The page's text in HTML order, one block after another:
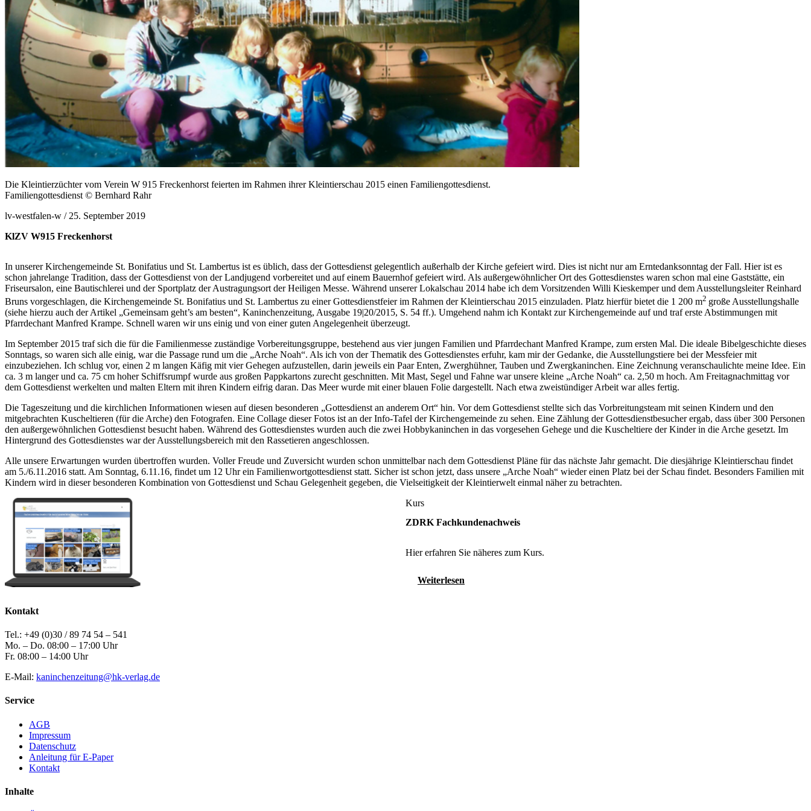
Die Kleintierzüchter vom Verein W 915 Freckenhorst feierten im Rahmen ihrer Kleintierschau 2015 einen Familiengottesdienst.
Familiengottesdienst © Bernhard Rahr
lv-westfalen-w / 25. September 2019
KlZV W915 Freckenhorst
In unserer Kirchengemeinde St. Bonifatius und St. Lambertus ist es üblich, dass der Gottesdienst gelegentlich außerhalb der Kirche gefeiert wird. Dies ist nicht nur am Erntedanksonntag der Fall. Hier ist es
schon jahrelange Tradition, dass der Gottesdienst von der Landjugend vorbereitet und auf einem Bauernhof gefeiert wird. Als außergewöhnlicher Ort des Gottesdienstes waren schon mal eine Gaststätte, ein
Friseursalon, eine Bautischlerei und der Sportplatz der Austragungsort der Heiligen Messe. Während unserer Lokalschau 2014 habe ich dem Vorsitzenden Willi Kieskemper und dem Ausstellungsleiter Reinhard
Bruns vorgeschlagen, die Kirchengemeinde St. Bonifatius und St. Lambertus zu einer Gottesdienstfeier im Rahmen der Kleintierschau 2015 einzuladen. Platz hierfür bietet die 1 200 m2 große Ausstellungshalle
(siehe hierzu auch der Artikel „Gemeinsam geht’s am besten“, Kaninchenzeitung, Ausgabe 19|20/2015, S. 54 ff.). Umgehend nahm ich Kontakt zur Kirchengemeinde auf und traf erste Abstimmungen mit
Pfarrdechant Manfred Krampe. Schnell waren wir uns einig und von einer guten Angelegenheit überzeugt.
Im September 2015 traf sich die für die Familienmesse zuständige Vorbereitungsgruppe, bestehend aus vier jungen Familien und Pfarrdechant Manfred Krampe, zum ersten Mal. Die ideale Bibelgeschichte dieses
Sonntags, so waren sich alle einig, war die Passage rund um die „Arche Noah“. Als ich von der Thematik des Gottesdienstes erfuhr, kam mir der Gedanke, die Ausstellungstiere bei der Messfeier mit
einzubeziehen. Ich schlug vor, einen 2 m langen Käfig mit vier Gehegen aufzustellen, darin jeweils ein Paar Enten, Zwerghühner, Tauben und Zwergkaninchen. Eine Zeichnung veranschaulichte meine Idee. Ein
ca. 3 m langer und ca. 75 cm hoher Schiffsrumpf wurde aus großen Pappkartons zurecht geschnitten. Mit Mast, Segel und Fahne war unsere kleine „Arche Noah“ ca. 2,50 m hoch. Am Freitagnachmittag vor
dem Gottesdienst werkelten und malten Eltern mit ihren Kindern eifrig daran. Das Meer wurde mit einer blauen Folie dargestellt. Nach etwa zweistündiger Arbeit war alles fertig.
Die Tageszeitung und die kirchlichen Informationen wiesen auf diesen besonderen „Gottesdienst an anderem Ort“ hin. Vor dem Gottesdienst stellte sich das Vorbreitungsteam mit seinen Kindern und den
mitgebrachten Kuscheltieren (für die Arche) den Fotografen. Eine Collage dieser Fotos ist an der Info-Tafel der Kirchengemeinde zu sehen. Eine Zählung der Gottesdienstbesucher ergab, dass über 300 Personen
den außergewöhnlichen Gottesdienst besucht haben. Während des Gottesdienstes wurden auch die zwei Hobbykaninchen in das vorgesehen Gehege und die Kuscheltiere der Kinder in die Arche gesetzt. Im
Hintergrund des Gottesdienstes war der Ausstellungsbereich mit den Rassetieren angeschlossen.
Alle unsere Erwartungen wurden übertroffen wurden. Voller Freude und Zuversicht wurden schon unmittelbar nach dem Gottesdienst Pläne für das nächste Jahr gemacht. Die diesjährige Kleintierschau findet
am 5./6.11.2016 statt. Am Sonntag, 6.11.16, findet um 12 Uhr ein Familienwortgottesdienst statt. Sicher ist schon jetzt, dass unsere „Arche Noah“ wieder einen Platz bei der Schau findet. Besonders Familien mit
Kindern wird in dieser besonderen Kombination von Gottesdienst und Schau Gelegenheit gegeben, die Vielseitigkeit der Kleintierwelt einmal näher zu betrachten.
Kurs
ZDRK Fachkundenachweis
Hier erfahren Sie näheres zum Kurs.
Weiterlesen
Kontakt
Tel.: +49 (0)30 / 89 74 54 – 541
Mo. – Do. 08:00 – 17:00 Uhr
Fr. 08:00 – 14:00 Uhr
E-Mail: kaninchenzeitung@hk-verlag.de
Service
AGB
Impressum
Datenschutz
Anleitung für E-Paper
Kontakt
Inhalte